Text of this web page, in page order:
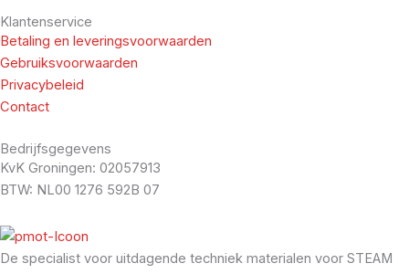
Klantenservice
Betaling en leveringsvoorwaarden
Gebruiksvoorwaarden
Privacybeleid
Contact
Bedrijfsgegevens
KvK Groningen: 02057913
BTW: NL00 1276 592B 07
De specialist voor uitdagende techniek materialen voor STEAM